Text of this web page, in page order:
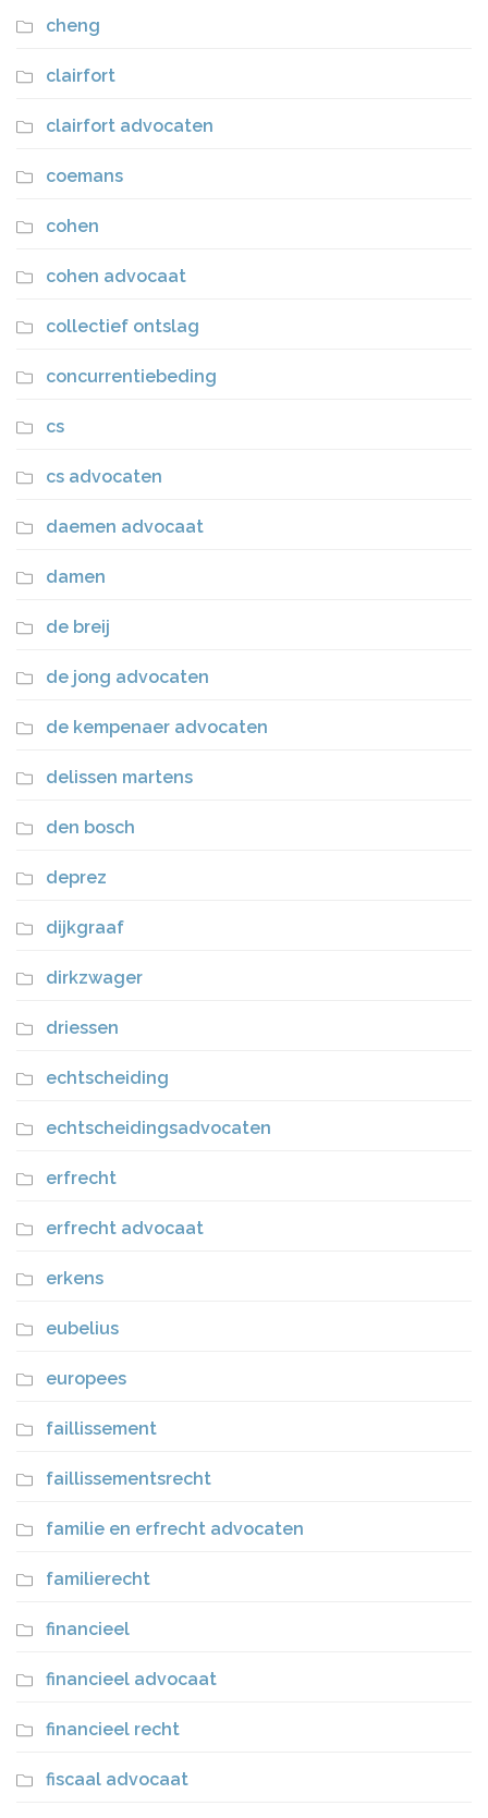
cheng
clairfort
clairfort advocaten
coemans
cohen
cohen advocaat
collectief ontslag
concurrentiebeding
cs
cs advocaten
daemen advocaat
damen
de breij
de jong advocaten
de kempenaer advocaten
delissen martens
den bosch
deprez
dijkgraaf
dirkzwager
driessen
echtscheiding
echtscheidingsadvocaten
erfrecht
erfrecht advocaat
erkens
eubelius
europees
faillissement
faillissementsrecht
familie en erfrecht advocaten
familierecht
financieel
financieel advocaat
financieel recht
fiscaal advocaat